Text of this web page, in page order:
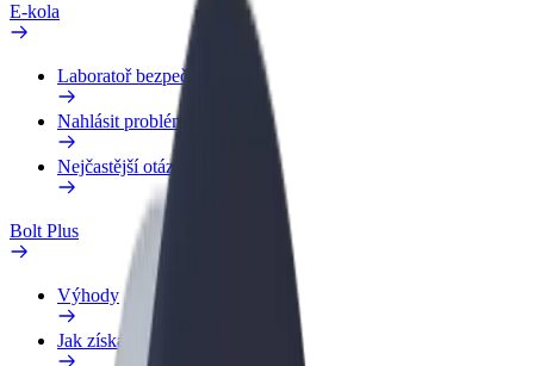
E-kola
Laboratoř bezpečnosti
Nahlásit problém
Nejčastější otázky
Bolt Plus
Výhody
Jak získat členství